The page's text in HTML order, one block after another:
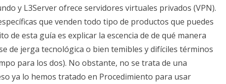
y L3Server ofrece servidores virtuales privados (VPN).
que venden todo tipo de productos que puedes
de esta guía es explicar la escencia de de qué manera
de jerga tecnológica o bien temibles y difíciles términos
para los dos). No obstante, no se trata de una
ya lo hemos tratado en Procedimiento para usar